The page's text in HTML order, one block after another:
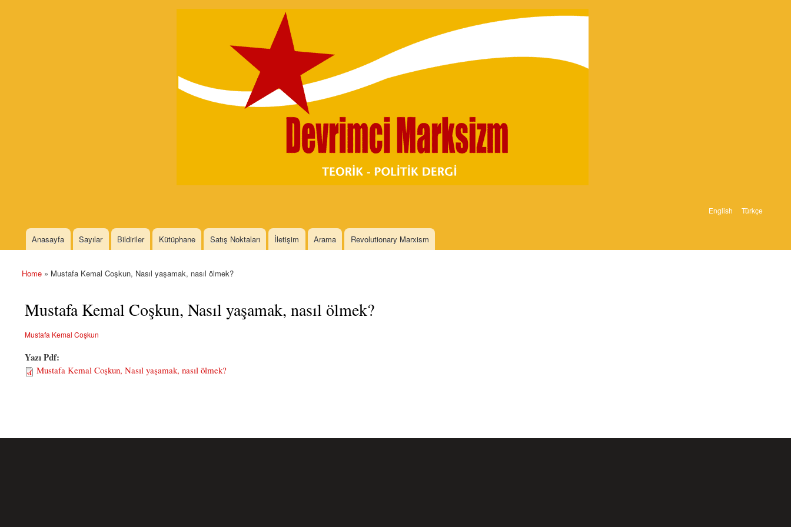
Skip to
English Türkçe
Main menu
Anasayfa Sayılar Bildiriler Kütüphane Satış Noktaları İletişim Arama Revolutionary Marxism
You are here
Home » Mustafa Kemal Coşkun, Nasıl yaşamak, nasıl ölmek?
Mustafa Kemal Coşkun, Nasıl yaşamak, nasıl ölmek?
Mustafa Kemal Coşkun
Yazı Pdf:
Mustafa Kemal Coşkun, Nasıl yaşamak, nasıl ölmek?